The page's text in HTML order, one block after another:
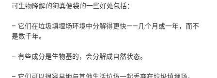
可生物降解的狗粪便袋的一些好处包括：
– 它们在垃圾填埋场环境中分解得更快——几个月或一年，而不
是数千年。
– 有些成分是生物基的，会分解成自然状态。